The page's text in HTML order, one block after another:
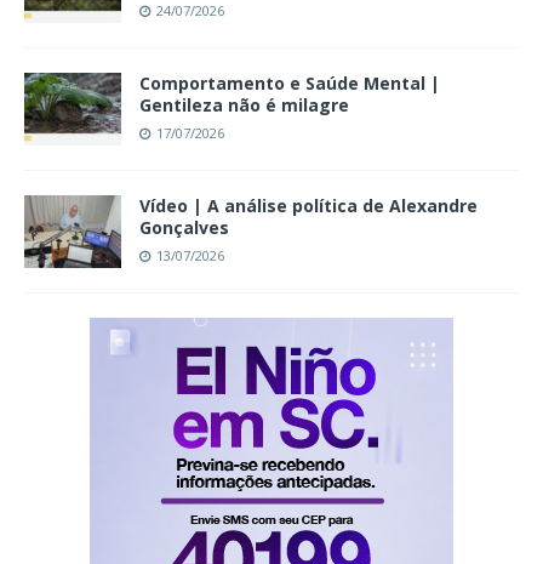
24/07/2026
Comportamento e Saúde Mental |
Gentileza não é milagre
17/07/2026
Vídeo | A análise política de Alexandre
Gonçalves
13/07/2026